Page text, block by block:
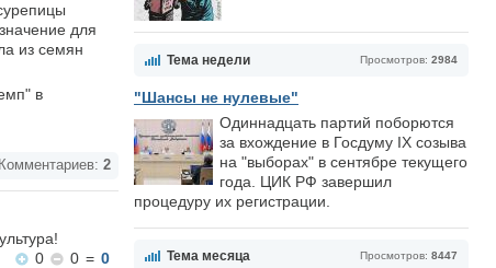
Просмотров: 2984
Тема недели
"Шансы не нулевые"
Одиннадцать партий поборются
за вхождение в Госдуму IX созыва
на "выборах" в сентябре текущего
года. ЦИК РФ завершил
процедуру их регистрации.
Просмотров: 8447
Тема месяца
для
из семян
в
Комментариев: 2
0
0 = 0